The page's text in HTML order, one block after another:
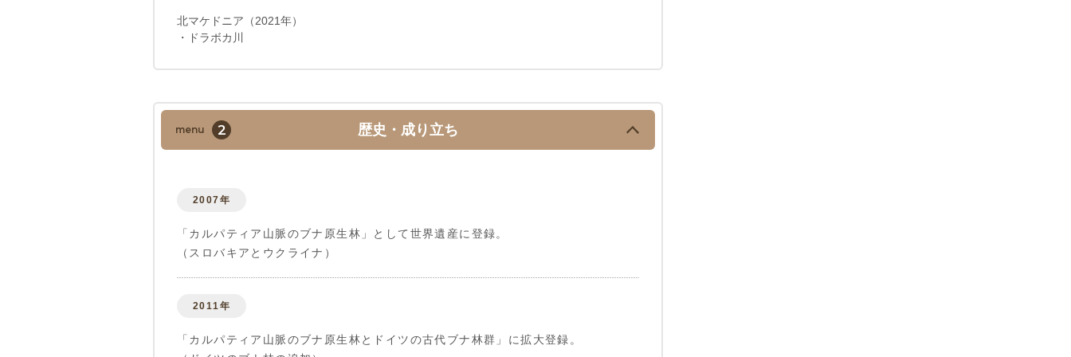
北マケドニア（2021年）
・ドラボカ川
menu 2 歴史・成り立ち
2007年
「カルパティア山脈のブナ原生林」として世界遺産に登録。
（スロバキアとウクライナ）
2011年
「カルパティア山脈のブナ原生林とドイツの古代ブナ林群」に拡大登録。